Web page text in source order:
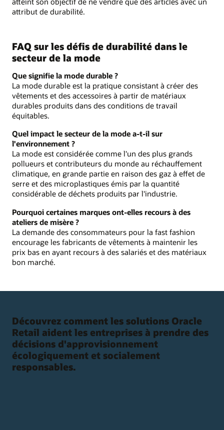
attribut de durabilité.
FAQ sur les défis de durabilité dans le
secteur de la mode
Que signifie la mode durable ?
La mode durable est la pratique consistant à créer des
vêtements et des accessoires à partir de matériaux
durables produits dans des conditions de travail
équitables.
Quel impact le secteur de la mode a-t-il sur
l'environnement ?
La mode est considérée comme l'un des plus grands
pollueurs et contributeurs du monde au réchauffement
climatique, en grande partie en raison des gaz à effet de
serre et des microplastiques émis par la quantité
considérable de déchets produits par l'industrie.
Pourquoi certaines marques ont-elles recours à des
ateliers de misère ?
La demande des consommateurs pour la fast fashion
encourage les fabricants de vêtements à maintenir les
prix bas en ayant recours à des salariés et des matériaux
bon marché.
Découvrez comment les solutions Oracle
Retail aident les entreprises à prendre des
décisions d'approvisionnement
écologiquement et socialement
responsables.